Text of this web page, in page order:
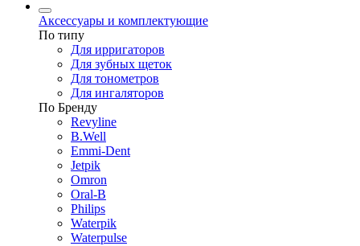
Аксессуары и комплектующие
По типу
Для ирригаторов
Для зубных щеток
Для тонометров
Для ингаляторов
По Бренду
Revyline
B.Well
Emmi-Dent
Jetpik
Omron
Oral-B
Philips
Waterpik
Waterpulse